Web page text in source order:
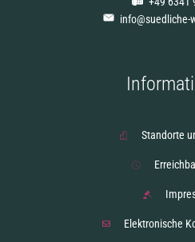
info@suedliche-
Standorte
Elektronische